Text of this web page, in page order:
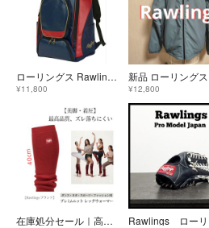
ローリングス Rawlings チームバックパック
¥11,800 ¥12,800
在庫処分セール｜高級レッグウォーマーRawlings 男女兼用 着圧設計・滑り止